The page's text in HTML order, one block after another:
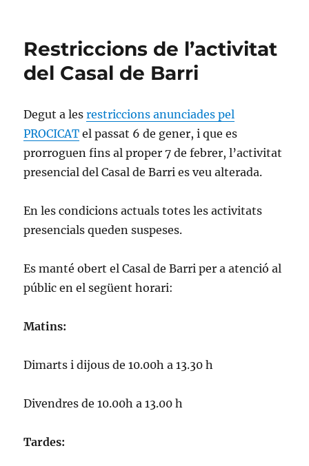
Restriccions de l’activitat
del Casal de Barri
Degut a lesrestriccions anunciades pel
PROCICAT el passat 6 de gener, i que es
prorroguen fins al proper 7 de febrer, l’activitat
presencial del Casal de Barri es veu alterada.
En les condicions actuals totes les activitats
presencials queden suspeses.
Es manté obert el Casal de Barri per a atenció al
públic en el següent horari:
Matins:
Dimarts i dijous de 10.00h a 13.30h
Divendres de 10.00h a 13.00 h
Tardes: